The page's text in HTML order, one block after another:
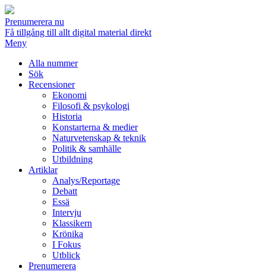
Prenumerera nu
Få tillgång till allt digital material direkt
Meny
Alla nummer
Sök
Recensioner
Ekonomi
Filosofi & psykologi
Historia
Konstarterna & medier
Naturvetenskap & teknik
Politik & samhälle
Utbildning
Artiklar
Analys/Reportage
Debatt
Essä
Intervju
Klassikern
Krönika
I Fokus
Utblick
Prenumerera